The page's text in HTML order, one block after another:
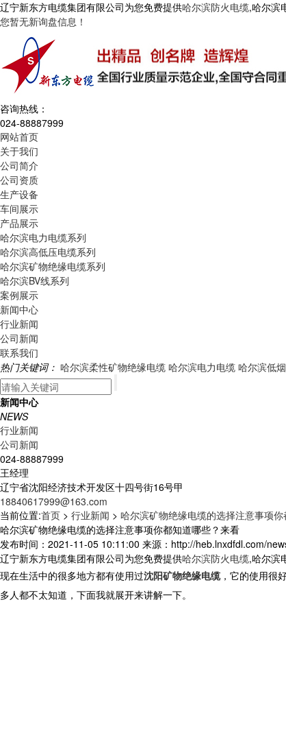
辽宁新东方电缆集团有限公司为您免费提供哈尔滨防火电缆,哈尔滨
您暂无新询盘信息！
咨询热线：
024-88887999
网站首页
关于我们
公司简介
公司资质
生产设备
车间展示
产品展示
哈尔滨电力电缆系列
哈尔滨高低压电缆系列
哈尔滨矿物绝缘电缆系列
哈尔滨BV线系列
案例展示
新闻中心
行业新闻
公司新闻
联系我们
热门关键词： 哈尔滨柔性矿物绝缘电缆 哈尔滨电力电缆 哈尔滨低
新闻中心
NEWS
行业新闻
公司新闻
024-88887999
王经理
辽宁省沈阳经济技术开发区十四号街16号甲
18840617999@163.com
当前位置:首页 > 行业新闻 > 哈尔滨矿物绝缘电缆的选择注意事项
哈尔滨矿物绝缘电缆的选择注意事项你都知道哪些？来看
发布时间：2021-11-05 10:11:00 来源：http://heb.lnxdfdl.com/
辽宁新东方电缆集团有限公司为您免费提供哈尔滨防火电缆,哈尔滨
现在生活中的很多地方都有使用过沈阳矿物绝缘电缆，它的使用很
多人都不太知道，下面我就展开来讲解一下。